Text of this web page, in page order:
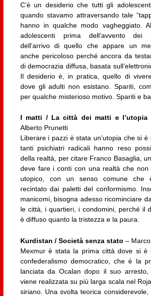
C’è un desiderio che tutti gli
quando stavamo attraversando tale
hanno in qualche modo vagheggiato.
adolescenti prima dell’avvento dei
dell’arrivo di quello che appare un
anche pericoloso perché ancora da
di democrazia diffusa, basata
Il desiderio è, in pratica, quello di
dove gli adulti non esistano. Spariti,
per qualche misterioso motivo. Spariti e
I matti / La città dei matti e l’utopia
Alberto Prunetti
Liberare i pazzi è stata un’utopia che si è
tanti psichiatri radicali hanno reso
della realtà, per citare Franco Basaglia,
deve fare i conti con una realtà che
utopico, con un senso comune che
recintato dai paletti del conformismo.
manicomi, bisogna adesso ricominciare
le città, i quartieri, i condomini, perché il
è diffuso quanto la tristezza e la paura.
Kurdistan / Società senza stato –
Mexmur è stata la prima città dove si è
confederalismo democratico, che è la
lanciata da Ocalan dopo il suo
viene realizzata su più larga scala nel
siriano. Una svolta teorica considerevole,